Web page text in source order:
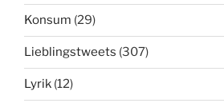
Konsum (29)
Lieblingstweets (307)
Lyrik (12)